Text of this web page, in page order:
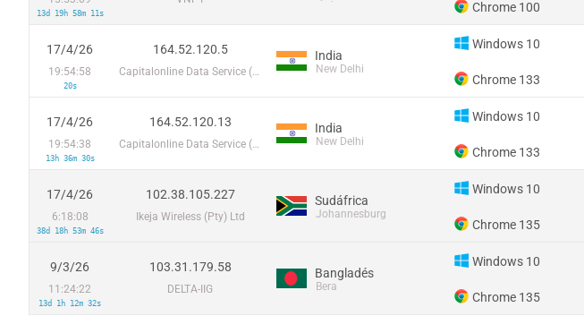
13d 19h 58m 11s Chrome 100
17/4/26
19:54:58
20s
164.52.120.5
Capitalonline Data Service (HK) Co
India
New Delhi
Windows 10
Chrome 133
17/4/26
19:54:38
13h 36m 30s
164.52.120.13
Capitalonline Data Service (HK) Co
India
New Delhi
Windows 10
Chrome 133
17/4/26
6:18:08
38d 18h 53m 46s
102.38.105.227
Ikeja Wireless (Pty) Ltd
Sudáfrica
Johannesburg
Windows 10
Chrome 135
9/3/26
11:24:22
13d 1h 12m 32s
103.31.179.58
DELTA-IIG
Bangladés
Bera
Windows 10
Chrome 135